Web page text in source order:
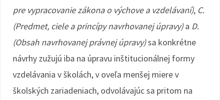
pre vypracovanie zákona o výchove a vzdelávaní), C.
(Predmet, ciele a princípy navrhovanej úpravy)a D.
(Obsah navrhovanej právnej úpravy)sa konkrétne
návrhy zužujú iba na úpravu inštitucionálnej formy
vzdelávania v školách, v oveľa menšej miere v
školských zariadeniach, odvolávajúc sa pritom na